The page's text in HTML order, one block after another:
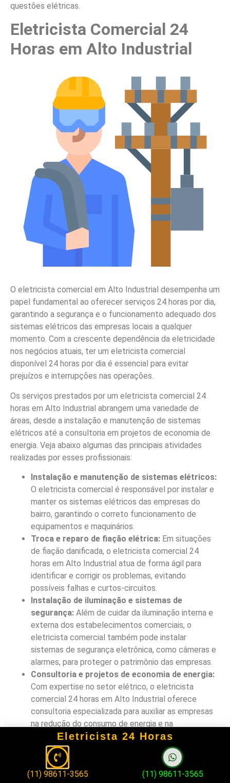
questões elétricas.
Eletricista Comercial 24
Horas em Alto Industrial
O eletricista comercial em Alto Industrial desempenha um
papel fundamental ao oferecer serviços 24 horas por dia,
garantindo a segurança e o funcionamento adequado dos
sistemas elétricos das empresas locais a qualquer
momento. Com a crescente dependência da eletricidade
nos negócios atuais, ter um eletricista comercial
disponível 24 horas por dia é essencial para evitar
prejuízos e interrupções nas operações.
Os serviços prestados por um eletricista comercial 24
horas em Alto Industrial abrangem uma variedade de
áreas, desde a instalação e manutenção de sistemas
elétricos até a consultoria em projetos de economia de
energia. Veja abaixo algumas das principais atividades
realizadas por esses profissionais:
Instalação e manutenção de sistemas elétricos:
O eletricista comercial é responsável por instalar e
manter os sistemas elétricos das empresas do
bairro, garantindo o correto funcionamento de
equipamentos e maquinários.
Troca e reparo de fiação elétrica: Em situações
de fiação danificada, o eletricista comercial 24
horas em Alto Industrial atua de forma ágil para
identificar e corrigir os problemas, evitando
possíveis falhas e curtos-circuitos.
Instalação de iluminação e sistemas de
segurança: Além de cuidar da iluminação interna e
externa dos estabelecimentos comerciais, o
eletricista comercial também pode instalar
sistemas de segurança eletrônica, como câmeras e
alarmes, para proteger o patrimônio das empresas.
Consultoria e projetos de economia de energia:
Com expertise no setor elétrico, o eletricista
comercial 24 horas em Alto Industrial oferece
consultoria especializada para auxiliar as empresas
na redução do consumo de energia e na
implementação de práticas sustentáveis,
contribuindo para a economia financeira e ambiental.
Ter um eletricista comercial disponível 24 horas por dia
em Alto Industrial não apenas garante a segurança e o
Eletricista 24 Horas
(11) 98611-3565 (11) 98611-3565